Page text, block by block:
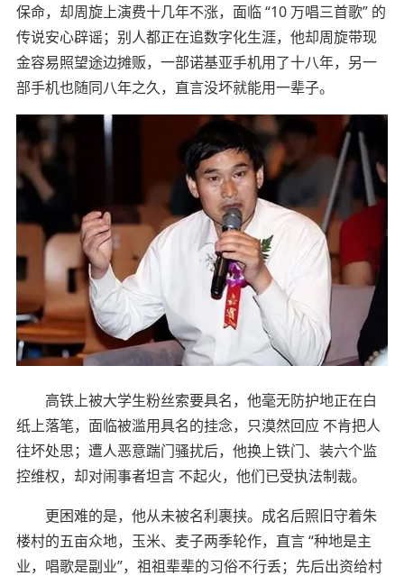
保命，却周旋上演费十几年不涨，面临 “10 万唱三首歌” 的
传说安心辟谣；别人都正在追数字化生涯，他却周旋带现
金容易照望途边摊贩，一部诺基亚手机用了十八年，另一
部手机也随同八年之久，直言没坏就能用一辈子。
高铁上被大学生粉丝索要具名，他毫无防护地正在白
纸上落笔，面临被滥用具名的挂念，只漠然回应 不肯把人
往坏处思；遭人恶意踹门骚扰后，他换上铁门、装六个监
控维权，却对闹事者坦言 不起火，他们已受执法制裁。
更困难的是，他从未被名利裹挟。成名后照旧守着朱
楼村的五亩众地，玉米、麦子两季轮作，直言 “种地是主
业，唱歌是副业”，祖祖辈辈的习俗不行丢；先后出资给村